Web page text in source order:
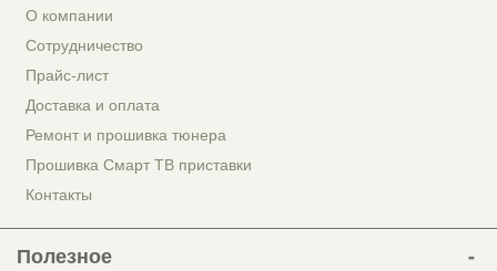
О компании
Сотрудничество
Прайс-лист
Доставка и оплата
Ремонт и прошивка тюнера
Прошивка Смарт ТВ приставки
Контакты
Полезное